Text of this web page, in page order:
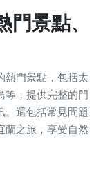
景點、
熱門景點，包括太
等，提供完整的門
。還包括常見問題
蘭之旅，享受自然